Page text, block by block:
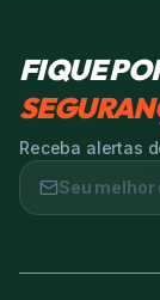
FIQUE
Receba alertas